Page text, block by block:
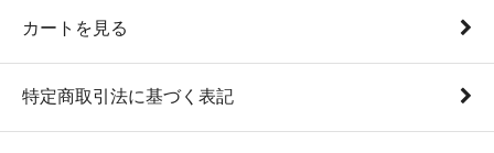
カートを見る
特定商取引法に基づく表記